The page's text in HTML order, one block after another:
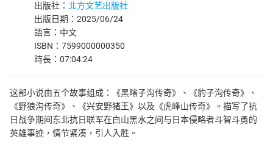
出版社： 北方文艺出版社
出版日期：2025/06/24
語言：中文
ISBN：7599000000350
時長：07:04:24
这部小说由五个故事组成：《黑瞎子沟传奇》、《豹子沟传奇》、
《野狼沟传奇》、《兴安野猪王》以及《虎峰山传奇》。描写了抗
日战争期间东北抗日联军在白山黑水之间与日本侵略者斗智斗勇的
英雄事迹，情节紧凑，引人入胜。